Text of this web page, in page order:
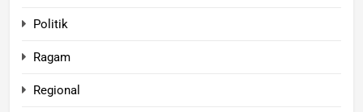
Politik
Ragam
Regional